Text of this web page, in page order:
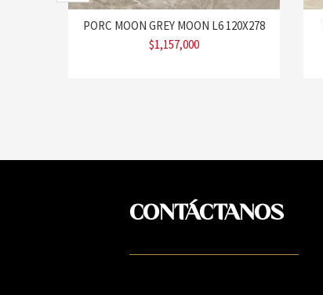
PORC MOON GREY MOON L6 120X278
$1,157,000
CONTÁCTANOS